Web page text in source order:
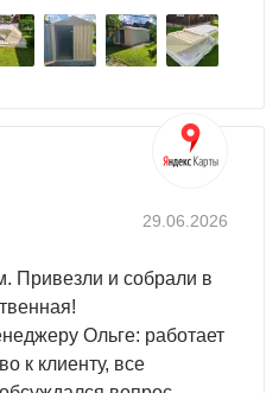
29.06.2026
Привезли и собрали в
Ольге: работает
к клиенту, все